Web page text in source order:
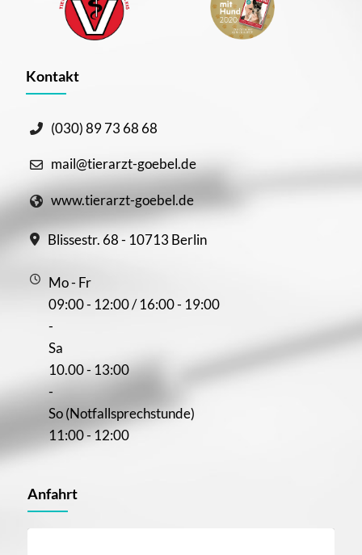
Kontakt
(030) 89 73 68 68
mail@tierarzt-goebel.de
www.tierarzt-goebel.de
Blissestr. 68 - 10713 Berlin
Mo - Fr
09:00 - 12:00 / 16:00 - 19:00
-
Sa
10.00 - 13:00
-
So (Notfallsprechstunde)
11:00 - 12:00
Anfahrt